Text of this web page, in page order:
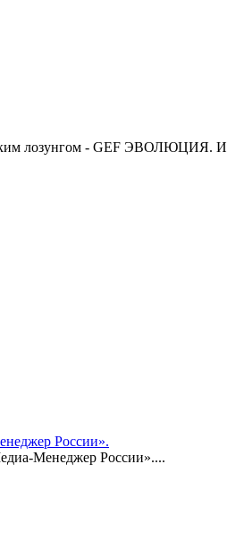
лозунгом - GEF ЭВОЛЮЦИЯ.
России».
Менеджер России»....